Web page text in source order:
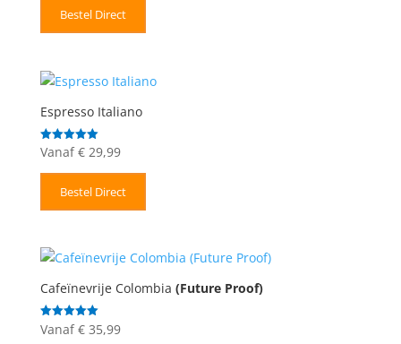
Bestel Direct
Espresso Italiano
Gewaardeerd
5.00
uit 5
Vanaf €29,99
Bestel Direct
Cafeïnevrije Colombia (Future Proof)
Gewaardeerd
5.00
Vanaf €35,99